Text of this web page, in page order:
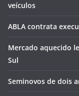
veículos
ABLA contrata
Mercado aquecido
Sul
Seminovos de dois